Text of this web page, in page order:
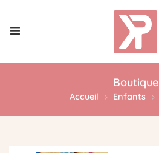
Boutique
Accueil Enfants